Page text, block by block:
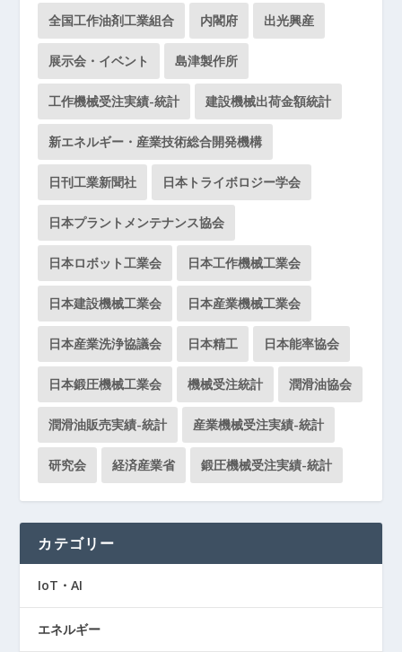
全国工作油剤工業組合 内閣府 出光興産
展示会・イベント 島津製作所
工作機械受注実績-統計 建設機械出荷金額統計
新エネルギー・産業技術総合開発機構
日刊工業新聞社 日本トライボロジー学会
日本プラントメンテナンス協会
日本ロボット工業会 日本工作機械工業会
日本建設機械工業会 日本産業機械工業会
日本産業洗浄協議会 日本精工 日本能率協会
日本鍛圧機械工業会 機械受注統計 潤滑油協会
潤滑油販売実績-統計 産業機械受注実績-統計
研究会 経済産業省 鍛圧機械受注実績-統計
カテゴリー
IoT・AI
エネルギー